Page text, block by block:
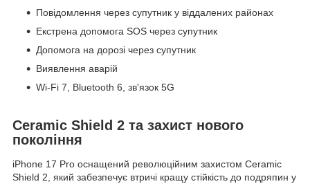
Повідомлення через супутник у віддалених районах
Екстрена допомога SOS через супутник
Допомога на дорозі через супутник
Виявлення аварій
Wi-Fi 7, Bluetooth 6, зв'язок 5G
Ceramic Shield 2 та захист нового
покоління
iPhone 17 Pro оснащений революційним захистом Ceramic
Shield 2, який забезпечує втричі кращу стійкість до подряпин у